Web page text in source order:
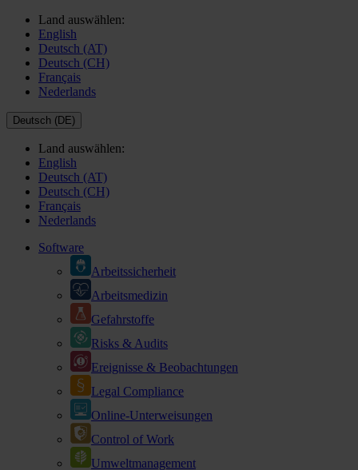
Land auswählen:
English
Deutsch (AT)
Deutsch (CH)
Français
Nederlands
Deutsch (DE)
Land auswählen:
English
Deutsch (AT)
Deutsch (CH)
Français
Nederlands
Software
Arbeitssicherheit
Arbeitsmedizin
Gefahrstoffe
Risks & Audits
Ereignisse & Beobachtungen
Legal Compliance
Online-Unterweisungen
Control of Work
Umweltmanagement